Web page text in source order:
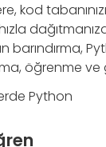
kod
barındırma,
öğrenme ve
Python